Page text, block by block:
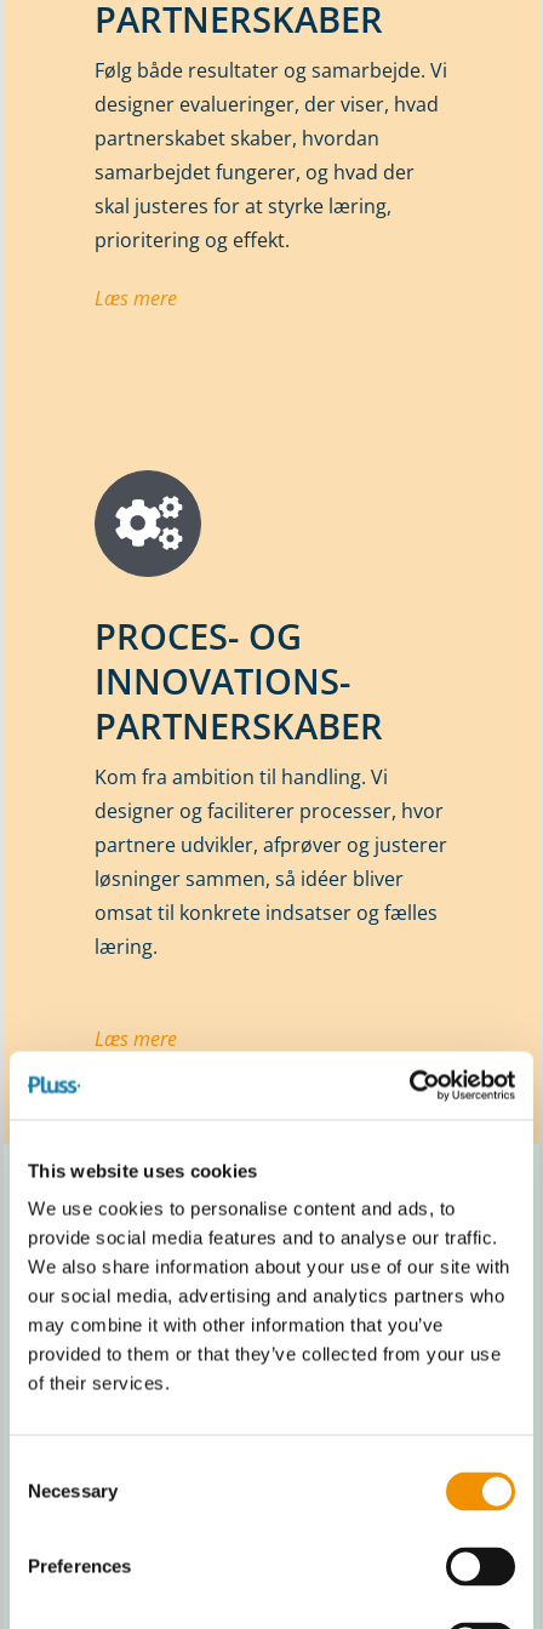
This website uses cookies
We use cookies to personalise content and ads, to
provide social media features and to analyse our traffic.
We also share information about your use of our site with
our social media, advertising and analytics partners who
may combine it with other information that you’ve
provided to them or that they’ve collected from your use
of their services.
Selection
Necessary
Preferences
PARTNERSKABER
Følg både resultater og samarbejde. Vi
designer evalueringer, der viser, hvad
partnerskabet skaber, hvordan
samarbejdet fungerer, og hvad der
skal justeres for at styrke læring,
prioritering og effekt.
Læs mere
PROCES- OG
INNOVATIONS-
PARTNERSKABER
Kom fra ambition til handling. Vi
designer og faciliterer processer, hvor
partnere udvikler, afprøver og justerer
løsninger sammen, så idéer bliver
omsat til konkrete indsatser og fælles
læring.
Læs mere
LÆRINGS-PARTNER
viden op, facilitere refleksion og
justeringer og næste skridt i